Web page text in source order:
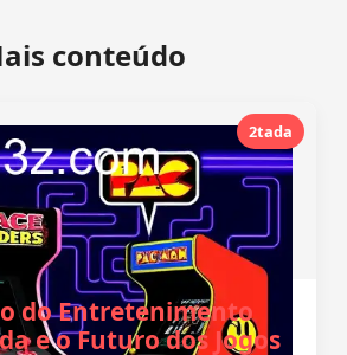
conteúdo
2tada
do Entretenimento
e o Futuro dos Jogos